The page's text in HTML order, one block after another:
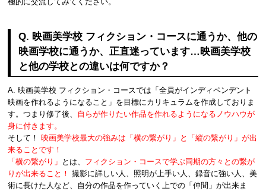
Q. 映画美学校 フィクション・コースに通うか、他の
映画学校に通うか、正直迷っています…映画美学校
と他の学校との違いは何ですか？
A. 映画美学校 フィクション・コースでは「全員がインディペンデント
映画を作れるようになること」を目標にカリキュラムを作成しておりま
す。つまり修了後、 自らが作りたい作品を作れるようになるノウハウが
身に付きます。
そして！映画美学校最大の強みは「横の繋がり」と「縦の繋がり」が出
来ることです！
「横の繋がり」 とは、 フィクション・コースで学ぶ同期の方々との繋が
りが出来ること！ 撮影に詳しい人、照明が上手い人、録音に強い人、美
術に長けた人など、自分の作品を作っていく上での「仲間」が出来ま